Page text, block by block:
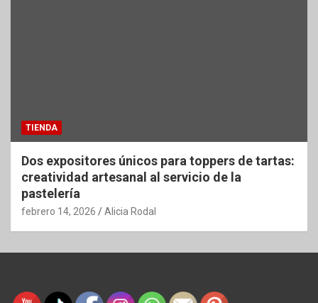
TIENDA
Dos expositores únicos para toppers de tartas:
creatividad artesanal al servicio de la
pastelería
febrero 14, 2026 Alicia Rodal